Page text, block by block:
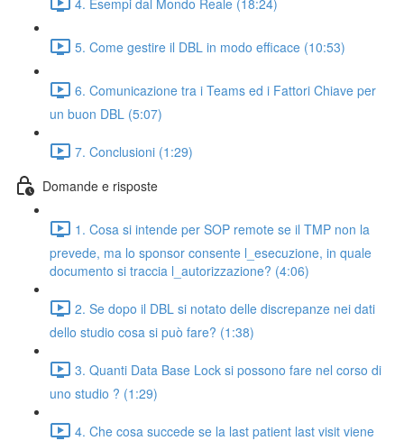
5. Come gestire il DBL in modo efficace (10:53)
6. Comunicazione tra i Teams ed i Fattori Chiave per
un buon DBL (5:07)
7. Conclusioni (1:29)
Domande e risposte
1. Cosa si intende per SOP remote se il TMP non la
prevede, ma lo sponsor consente l_esecuzione, in quale
documento si traccia l_autorizzazione? (4:06)
2. Se dopo il DBL si notato delle discrepanze nei dati
dello studio cosa si può fare? (1:38)
3. Quanti Data Base Lock si possono fare nel corso di
uno studio ? (1:29)
4. Che cosa succede se la last patient last visit viene